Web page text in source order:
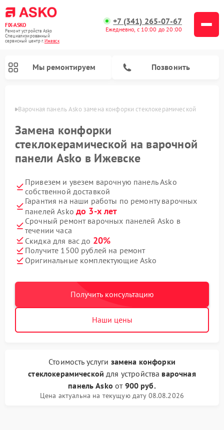
FIX-ASKO
Ремонт устройств Asko
Специализированный
cервисный центр г.Ижевск
+7 (341) 265-07-67
Ежедневно, с 10:00 до 20:00
Мы ремонтируем Позвонить
Варочная панель Asko замена конфорки стеклокерамической
Замена конфорки
стеклокерамической на варочной
панели Asko в Ижевске
Привезем и увезем варочную панель Asko
собственной доставкой
Гарантия на наши работы по ремонту варочных
панелей Asko до 3-х лет
Срочный ремонт варочных панелей Asko в
течении часа
Скидка для вас до 20%
Получите 1500 рублей на ремонт
Оригинальные комплектующие Asko
Получить консультацию
Наши цены
Стоимость услуги замена конфорки
стеклокерамической для устройства варочная
панель Asko от 900 руб.
Цена актуальна на текущую дату 08.08.2026